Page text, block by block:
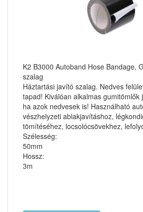
K2 B3000 Autoband Hose Bandage,
szalag
Háztartási javító szalag. Nedves
tapad! Kiválóan alkalmas gumitömlők
ha azok nedvesek is! Használható
vészhelyzeti ablakjavításhoz,
tömítéséhez, locsolócsövekhez,
Szélesség:
50mm
Hossz:
3m